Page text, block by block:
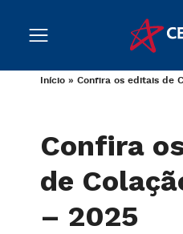
Início » Confira os editais de
Confira
de
– 2025